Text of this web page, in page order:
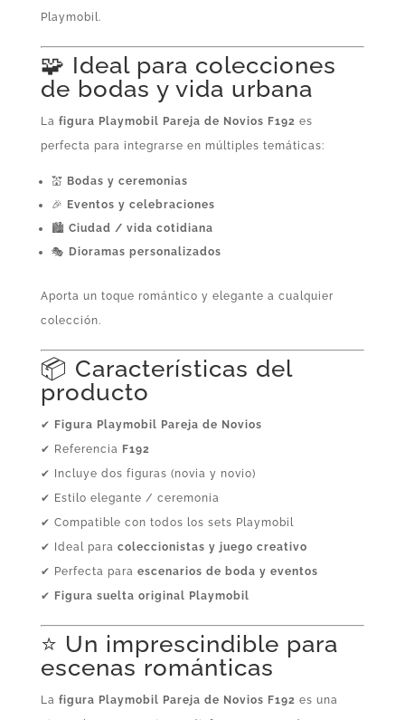
Playmobil.
🧩 Ideal para colecciones
de bodas y vida urbana
La figura Playmobil Pareja de Novios F192 es
perfecta para integrarse en múltiples temáticas:
💒 Bodas y ceremonias
🎉 Eventos y celebraciones
🏙️ Ciudad / vida cotidiana
🎭 Dioramas personalizados
Aporta un toque romántico y elegante a cualquier
colección.
📦 Características del
producto
✔ Figura Playmobil Pareja de Novios
✔ Referencia F192
✔ Incluye dos figuras (novia y novio)
✔ Estilo elegante / ceremonia
✔ Compatible con todos los sets Playmobil
✔ Ideal para coleccionistas y juego creativo
✔ Perfecta para escenarios de boda y eventos
✔ Figura suelta original Playmobil
⭐ Un imprescindible para
escenas románticas
La figura Playmobil Pareja de Novios F192 es una